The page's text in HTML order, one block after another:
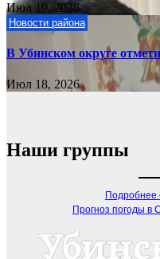
Июл 19, 2026
Новости района
В Убинском округе
Июл 18, 2026
Наши группы
Подробнее
Прогноз погоды в